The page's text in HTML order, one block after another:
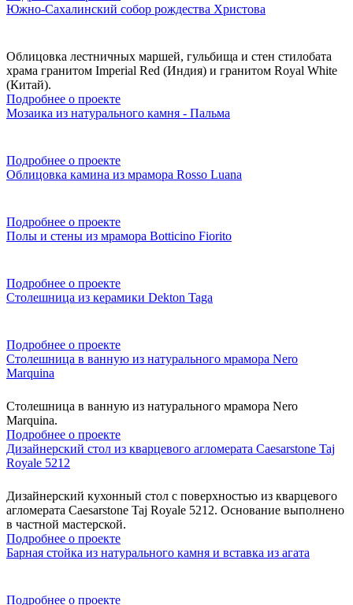
Южно-Сахалинский собор рождества Христова
Облицовка лестничных маршей, гульбища и стен стилобата
храма гранитом Imperial Red (Индия) и гранитом Royal White
(Китай).
Подробнее о проекте
Мозаика из натурального камня - Пальма
Подробнее о проекте
Облицовка камина из мрамора Rosso Luana
Подробнее о проекте
Полы и стены из мрамора Botticino Fiorito
Подробнее о проекте
Столешница из керамики Dekton Taga
Подробнее о проекте
Столешница в ванную из натурального мрамора Nero
Marquina
Столешница в ванную из натурального мрамора Nero
Marquina.
Подробнее о проекте
Дизайнерский стол из кварцевого агломерата Caesarstone Taj
Royale 5212
Дизайнерский кухонный стол с поверхностью из кварцевого
агломерата Caesarstone Taj Royale 5212. Основание выполнено
в частной мастерской.
Подробнее о проекте
Барная стойка из натурального камня и вставка из агата
Подробнее о проекте